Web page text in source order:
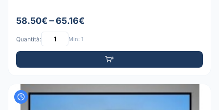
58.50€ – 65.16€
Quantità: Min: 1